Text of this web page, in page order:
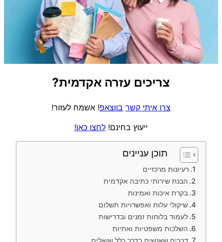
צריכים עזרה אקדמית?
צרו איתי קשר בווצאפ! אשמח לעזור!
ייעוץ בחינם! לחצו כאן!
תוכן עניינים
רעיונות מרכזיים
הבנת שירותי כתיבה אקדמית
בקרת איכות ואמינות
שיקולי עלות ואפשרויות תשלום
לעמוד בלוחות זמנים ובדרישות
השלכות משפטיות ואתיות
דברים שאנשים בדרך כלל שואלים